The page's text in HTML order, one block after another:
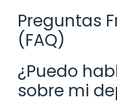
Preguntas
(FAQ)
¿Puedo
sobre mi